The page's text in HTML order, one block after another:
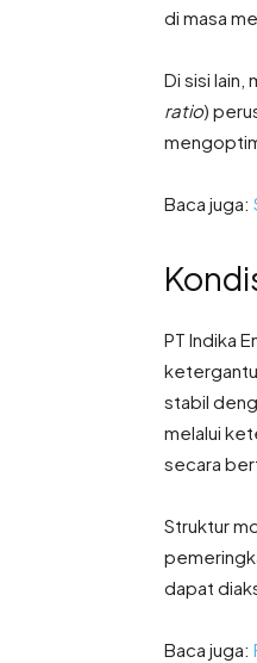
di masa
Di sisi lain,
ratio)
Baca juga:
PT Indika
stabil
melalui
secara
Struktur
dapat
Baca juga: